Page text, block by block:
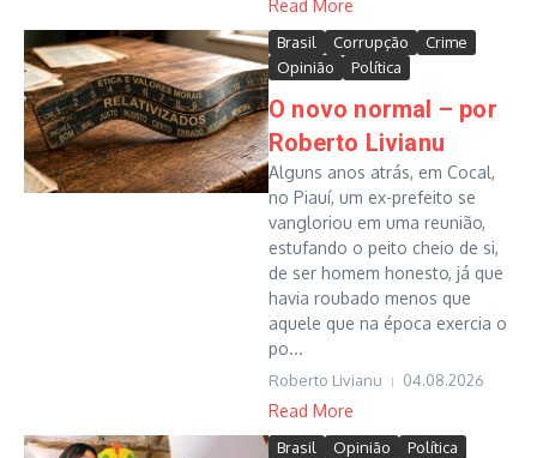
Read More
Brasil Corrupção
Crime
Opinião
Política
O novo normal – por
Roberto Livianu
Alguns anos atrás, em Cocal,
no Piauí, um ex-prefeito se
vangloriou em uma reunião,
estufando o peito cheio de si,
de ser homem honesto, já que
havia roubado menos que
aquele que na época exercia o
po...
Roberto Livianu 04.08.2026
Read More
Brasil Opinião Política